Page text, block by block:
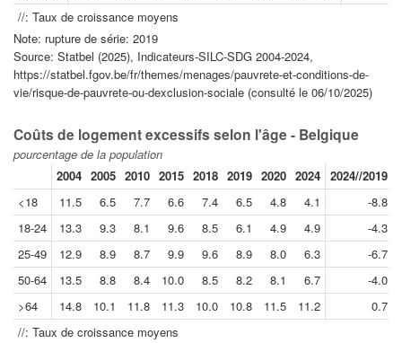
//: Taux de croissance moyens
Note: rupture de série: 2019
Source: Statbel (2025), Indicateurs-SILC-SDG 2004-2024,
https://statbel.fgov.be/fr/themes/menages/pauvrete-et-conditions-de-
vie/risque-de-pauvrete-ou-dexclusion-sociale (consulté le 06/10/2025)
Coûts de logement excessifs selon l'âge - Belgique
pourcentage de la population
2004 2005 2010 2015 2018 2019 2020 2024 2024//2019
<18
11.5 6.5 7.7 6.6 7.4 6.5 4.8 4.1
-8.8
18-24
13.3 9.3 8.1 9.6 8.5 6.1 4.9 4.9
-4.3
25-49
12.9 8.9 8.7 9.9 9.6 8.9 8.0 6.3
-6.7
50-64
13.5 8.8 8.4 10.0 8.5 8.2 8.1 6.7
-4.0
>64
14.8 10.1 11.8 11.3 10.0 10.8 11.5 11.2
0.7
//: Taux de croissance moyens